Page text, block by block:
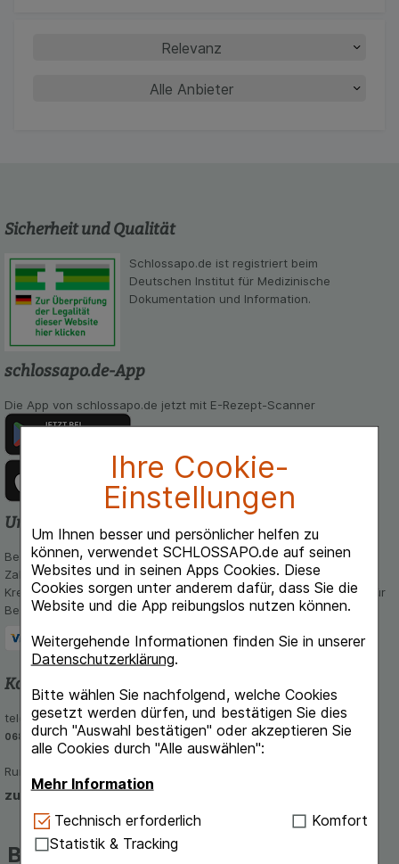
Ihre Cookie-
Einstellungen
Um Ihnen besser und persönlicher helfen zu
können, verwendet SCHLOSSAPO.de auf seinen
Websites und in seinen Apps Cookies. Diese
Cookies sorgen unter anderem dafür, dass Sie die
Website und die App reibungslos nutzen können.
Weitergehende Informationen finden Sie in unserer
Datenschutzerklärung.
Bitte wählen Sie nachfolgend, welche Cookies
gesetzt werden dürfen, und bestätigen Sie dies
durch "Auswahl bestätigen" oder akzeptieren Sie
alle Cookies durch "Alle auswählen":
Mehr Information
Technisch Notwendig:Hierbei handelt es sich um
Cookies, die für die Grundfunktionen unserer
Website notwendig sind (z.B. Navigation,
Technisch erforderlich
Komfort
Statistik & Tracking
Sicherheit und Qualität
Schlossapo.de ist registriert beim
Deutschen Institut für Medizinische
Dokumentation und Information.
schlossapo.de-App
Die App von schlossapo.de jetzt mit E-Rezept-Scanner
Unsere Zahlungsarten
Bequem und sicher - Wählen Sie aus unseren verschiedenen
Zahlungsmöglichkeiten:
Kreditkarte, PayPal,Vorkasse, iDeal, Bancontact und Rechnung (für
Bestandskunden)
Kontakt und Beratung
telefonisch Mo - Fr von 8-16 Uhr unter
06851-939 56 56
Rund um die Uhr per E-Mail
zum Kontaktformular
Beliebte Marken auf